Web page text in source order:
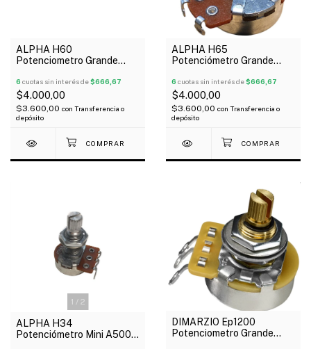
ALPHA H60
Potenciometro Grande
6 cuotas sin interés de$666,67
$4.000,00
$3.600,00 con Transferencia o
depósito
ALPHA H65
Potenciómetro Grande
6 cuotas sin interés de$666,67
$4.000,00
$3.600,00 con Transferencia o
depósito
1 / 2
ALPHA H34
Potenciómetro Mini A500k
DIMARZIO Ep1200
Potenciometro Grande